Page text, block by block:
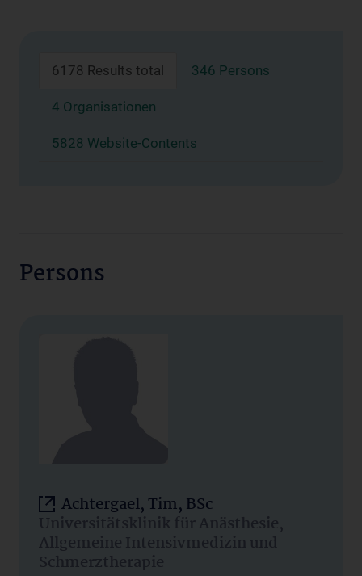
6178 Results total 346 Persons
4 Organisationen
5828 Website-Contents
Persons
Achtergael, Tim, BSc
Universitätsklinik für Anästhesie,
Allgemeine Intensivmedizin und
Schmerztherapie